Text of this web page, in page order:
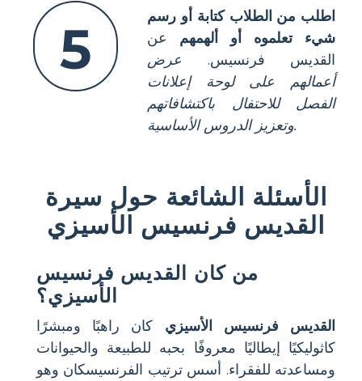
5
اطلب من الطلاب كتابة أو رسم
شيء تعلموه أو ألهمهم عن
القديس فرنسيس. عرض
أعمالهم على لوحة إعلانات
الفصل للاحتفال باكتشافاتهم
وتعزيز الدروس الأساسية.
الأسئلة الشائعة حول سيرة
القديس فرنسيس الأسيزي
من كان القديس فرنسيس
الأسيزي؟
القديس فرنسيس الأسيزي كان راهبًا ومبشرًا
كاثوليكيًا إيطاليًا معروفًا بحبه للطبيعة والحيوانات
ومساعدته للفقراء. أسس ترتيب الفرنسيسكان وهو